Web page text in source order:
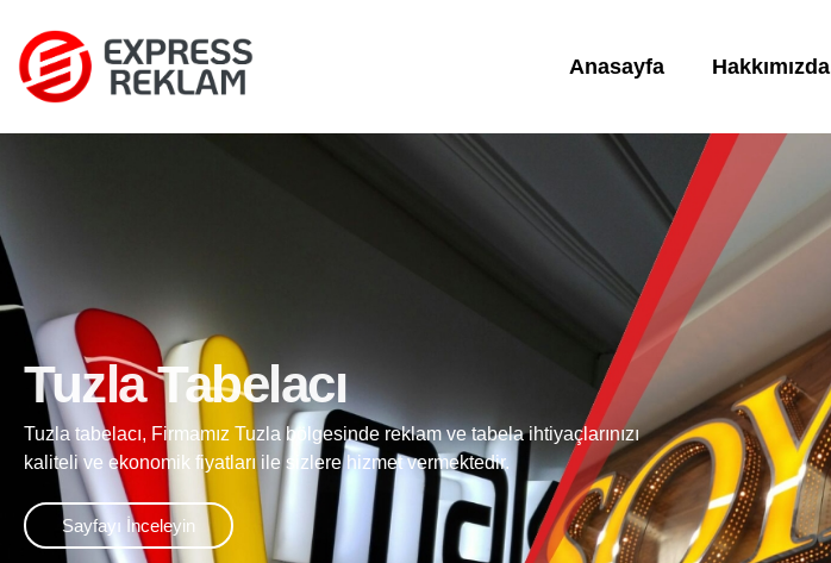
Anasayfa Hakkımızda
Tuzla Tabelacı
Tuzla tabelacı, Firmamız Tuzla bölgesinde reklam ve tabela ihtiyaçlarınızı
kaliteli ve ekonomik fiyatları ile sizlere hizmet vermektedir.
Sayfayı İnceleyin